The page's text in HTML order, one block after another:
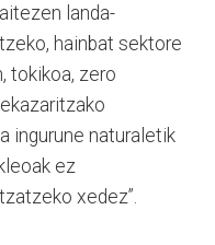
landa-
hainbat sektore
tokikoa, zero
ingurune naturaletik
ez
xedez”.